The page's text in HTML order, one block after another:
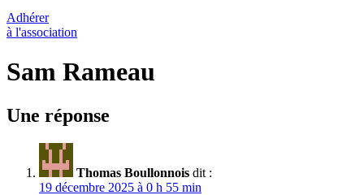
Adhérer
à l'association
Sam Rameau
Une réponse
Thomas Boullonnois dit :
19 décembre 2025 à 0 h 55 min